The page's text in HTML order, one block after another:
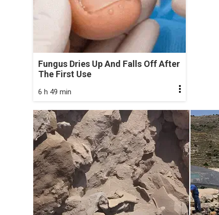
Fungus Dries Up And Falls Off After
The First Use
6 h 49 min